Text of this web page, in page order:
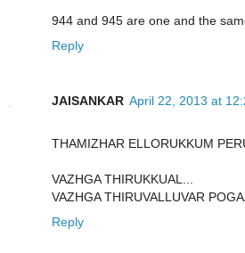
944 and 945 are one and the
Reply
JAISANKAR April 22, 2013 at
THAMIZHAR ELLORUKKUM
VAZHGA THIRUKKUAL...
VAZHGA THIRUVALLUVAR
Reply